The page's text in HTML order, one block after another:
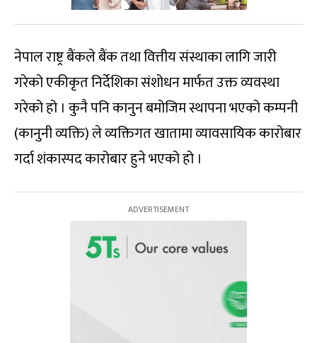
नेपाल राष्ट्र बैंकले बैंक तथा वित्तीय संस्थाका लागि जारी
गरेको एकीकृत निर्देशिका संशोधन मार्फत उक्त व्यवस्था
गरेको हो । कुनै पनि कानुन बमोजिम स्थापना भएको कम्पनी
(कानुनी व्यक्ति) ले व्यक्तिगत खातामा व्यावसायिक कारोबार
गर्दा शंकास्पद कारोबार हुने भएको हो ।